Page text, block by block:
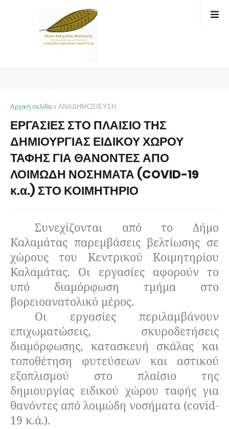
Αρχική σελίδα ΑΝΑΔΗΜΟΣΙΕΥΣΗ
ΕΡΓΑΣΙΕΣ ΣΤΟ ΠΛΑΙΣΙΟ ΤΗΣ
ΔΗΜΙΟΥΡΓΙΑΣ ΕΙΔΙΚΟΥ ΧΩΡΟΥ
ΤΑΦΗΣ ΓΙΑ ΘΑΝΟΝΤΕΣ ΑΠΟ
ΛΟΙΜΩΔΗ ΝΟΣΗΜΑΤΑ (COVID-19
κ.α.) ΣΤΟ ΚΟΙΜΗΤΗΡΙΟ
Συνεχίζονται από το Δήμο
Καλαμάτας παρεμβάσεις βελτίωσης σε
χώρους του Κεντρικού Κοιμητηρίου
Καλαμάτας. Οι εργασίες αφορούν το
υπό διαμόρφωση τμήμα στο
βορειοανατολικό μέρος.
Οι εργασίες περιλαμβάνουν
επιχωματώσεις, σκυροδετήσεις
διαμόρφωσης, κατασκευή σκάλας και
τοποθέτηση φυτεύσεων και αστικού
εξοπλισμού στο πλαίσιο της
δημιουργίας ειδικού χώρου ταφής για
θανόντες από λοιμώδη νοσήματα (covid-
19 κ.ά.).